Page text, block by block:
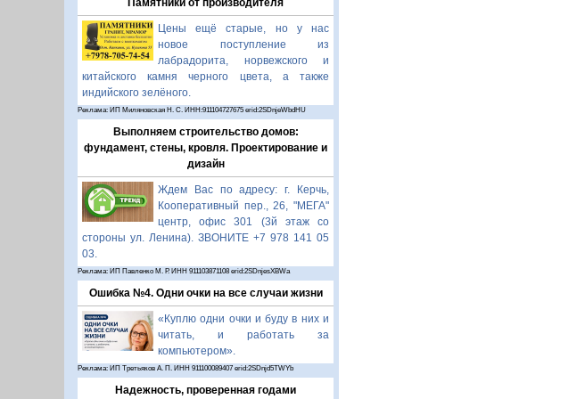
Памятники от производителя
Цены ещё старые, но у нас
новое поступление из
лабрадорита, норвежского и
китайского камня черного цвета, а также
индийского зелёного.
Реклама: ИП Миляновская Н. С. ИНН:911104727675 erid:2SDnjeWbdHU
Выполняем строительство домов:
фундамент, стены, кровля. Проектирование и
дизайн
Ждем Вас по адресу: г. Керчь,
Кооперативный пер., 26, "МЕГА"
центр, офис 301 (3й этаж со
стороны ул. Ленина). ЗВОНИТЕ +7 978 141 05
03.
Реклама: ИП Павленко М. Р. ИНН 911103871108 erid:2SDnjesXBWa
Ошибка №4. Одни очки на все случаи жизни
«Куплю одни очки и буду в них и
читать, и работать за
компьютером».
Реклама: ИП Третьяков А. П. ИНН 911100089407 erid:2SDnjd5TWYb
Надежность, проверенная годами